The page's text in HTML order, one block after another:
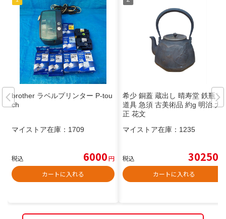
brother ラベルプリンター P-tou
ch
マイストア在庫： 1709
税込 6000円
カートに入れる
希少 銅蓋 蔵出し 晴寿堂 鉄瓶 茶
道具 急須 古美術品 約g 明治 大
正 花文
マイストア在庫： 1235
税込 30250
カートに入れる